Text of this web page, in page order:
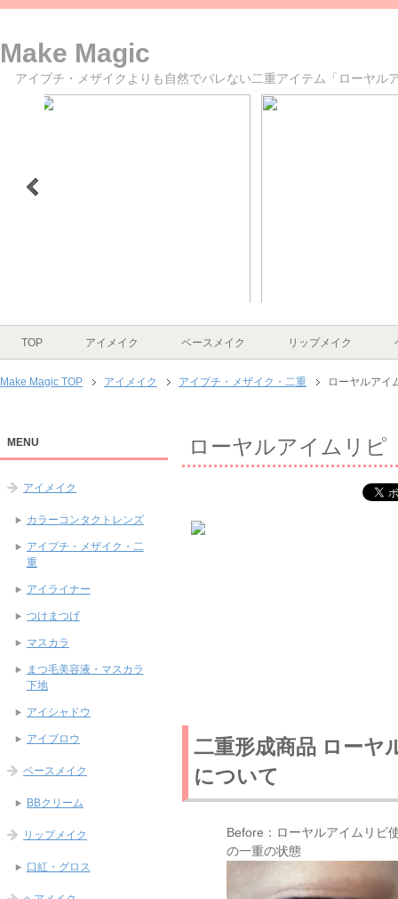
Make Magic
アイプチ・メザイクよりも自然でバレない二重アイテム「ローヤル
>
TOP
アイメイク ベースメイク リップメイク
Make Magic TOP アイメイク アイプチ・メザイク・二重 ローヤルア
ローヤルアイムリ
二重形成商品 ローヤ
について
Before：ローヤルアイムリピ
の一重の状態
MENU
アイメイク
カラーコンタクトレンズ
アイプチ・メザイク・二
重
アイライナー
つけまつげ
マスカラ
まつ毛美容液・マスカラ
下地
アイシャドウ
アイブロウ
ベースメイク
BBクリーム
リップメイク
口紅・グロス